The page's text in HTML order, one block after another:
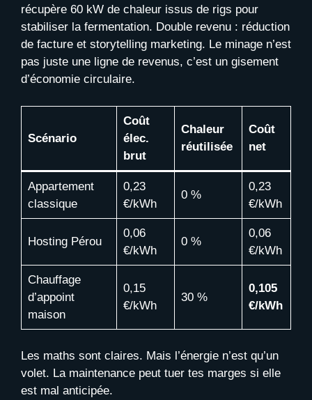
récupère 60 kW de chaleur issus de rigs pour
stabiliser la fermentation. Double revenu : réduction
de facture et storytelling marketing. Le minage n’est
pas juste une ligne de revenus, c’est un gisement
d’économie circulaire.
Scénario
Coût
élec.
brut
Chaleur
réutilisée
Coût
net
Appartement
classique
0,23
€/kWh
0 %
0,23
€/kWh
Hosting Pérou
0,06
€/kWh
0 %
0,06
€/kWh
Chauffage
d’appoint
maison
0,15
€/kWh
30 %
0,105
€/kWh
Les maths sont claires. Mais l’énergie n’est qu’un
volet. La maintenance peut tuer tes marges si elle
est mal anticipée.